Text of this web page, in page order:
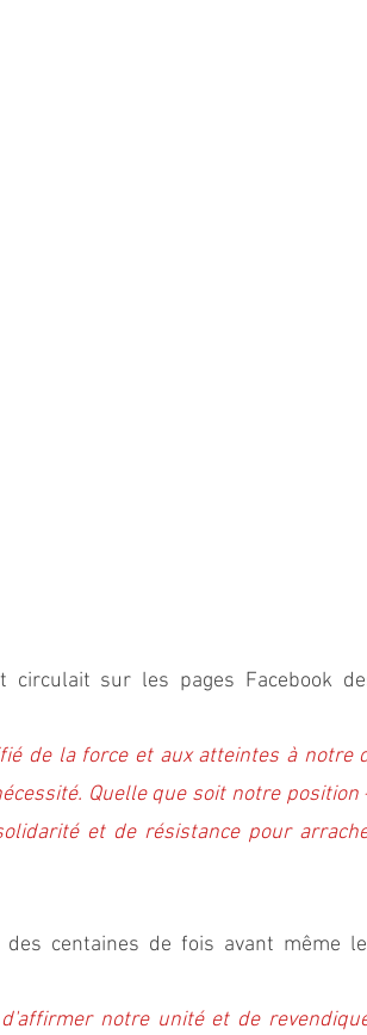
circulait sur les pages Facebook
de la force et aux atteintes à notre
Quelle que soit notre position
et de résistance pour
centaines de fois avant même
notre unité et de